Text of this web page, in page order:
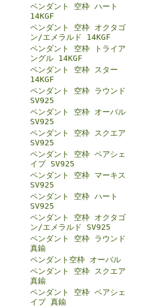
ペンダント 空枠 ハート
14KGF
ペンダント 空枠 オクタゴ
ン/エメラルド 14KGF
ペンダント 空枠 トライア
ングル 14KGF
ペンダント 空枠 スター
14KGF
ペンダント 空枠 ラウンド
SV925
ペンダント 空枠 オーバル
SV925
ペンダント 空枠 スクエア
SV925
ペンダント 空枠 ペアシェ
イプ SV925
ペンダント 空枠 マーキス
SV925
ペンダント 空枠 ハート
SV925
ペンダント 空枠 オクタゴ
ン/エメラルド SV925
ペンダント 空枠 ラウンド
真鍮
ペンダント空枠 オーバル
ペンダント 空枠 スクエア
真鍮
ペンダント 空枠 ペアシェ
イプ 真鍮